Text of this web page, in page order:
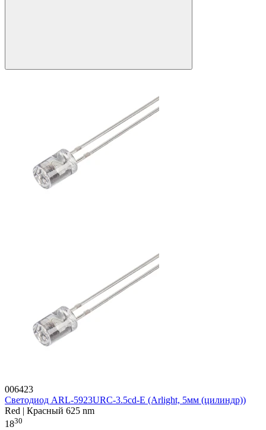
006423
Светодиод ARL-5923URC-3.5cd-E (Arlight, 5мм (цилиндр))
Red | Красный 625 nm
1830